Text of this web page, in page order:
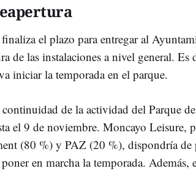
finaliza el plazo para entregar al
de las instalaciones a nivel general. Es
iniciar la temporada en el parque.
de la actividad del Parque
el 9 de noviembre. Moncayo Leisure,
(80 %) y PAZ (20 %), dispondría de
en marcha la temporada. Además,